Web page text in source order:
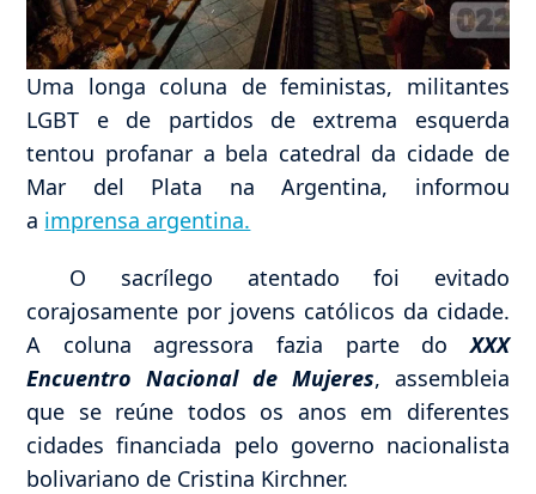
Uma longa coluna de feministas, militantes
LGBT e de partidos de extrema esquerda
tentou profanar a bela catedral da cidade de
Mar del Plata na Argentina, informou
a imprensa argentina.
O sacrílego atentado foi evitado
corajosamente por jovens católicos da cidade.
A coluna agressora fazia parte do XXX
Encuentro Nacional de Mujeres, assembleia
que se reúne todos os anos em diferentes
cidades financiada pelo governo nacionalista
bolivariano de Cristina Kirchner.